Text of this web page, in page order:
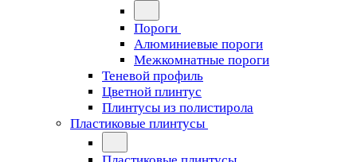
Пороги
Алюминиевые пороги
Межкомнатные пороги
Теневой профиль
Цветной плинтус
Плинтусы из полистирола
Пластиковые плинтусы